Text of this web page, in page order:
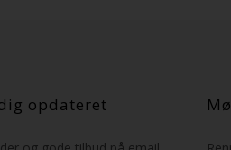
opdateret